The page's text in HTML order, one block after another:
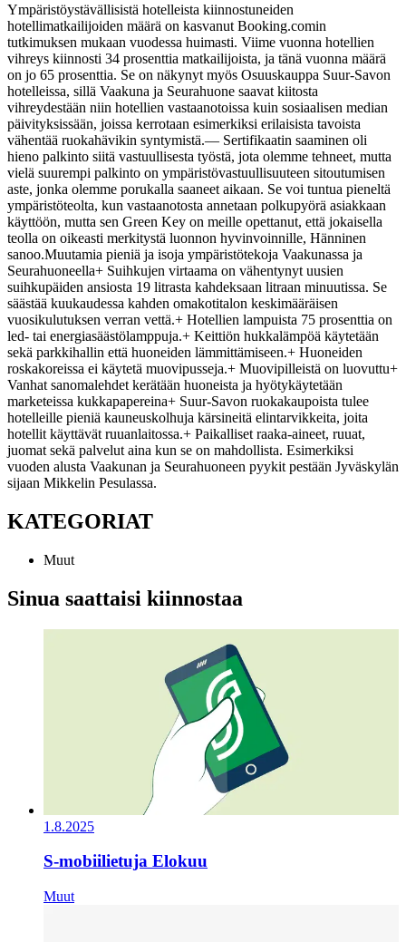
Ympäristöystävällisistä hotelleista kiinnostuneiden
hotellimatkailijoiden määrä on kasvanut Booking.comin
tutkimuksen mukaan vuodessa huimasti. Viime vuonna hotellien
vihreys kiinnosti 34 prosenttia matkailijoista, ja tänä vuonna määrä
on jo 65 prosenttia. Se on näkynyt myös Osuuskauppa Suur-Savon
hotelleissa, sillä Vaakuna ja Seurahuone saavat kiitosta
vihreydestään niin hotellien vastaanotoissa kuin sosiaalisen median
päivityksissään, joissa kerrotaan esimerkiksi erilaisista tavoista
vähentää ruokahävikin syntymistä.— Sertifikaatin saaminen oli
hieno palkinto siitä vastuullisesta työstä, jota olemme tehneet, mutta
vielä suurempi palkinto on ympäristövastuullisuuteen sitoutumisen
aste, jonka olemme porukalla saaneet aikaan. Se voi tuntua pieneltä
ympäristöteolta, kun vastaanotosta annetaan polkupyörä asiakkaan
käyttöön, mutta sen Green Key on meille opettanut, että jokaisella
teolla on oikeasti merkitystä luonnon hyvinvoinnille, Hänninen
sanoo.Muutamia pieniä ja isoja ympäristötekoja Vaakunassa ja
Seurahuoneella+ Suihkujen virtaama on vähentynyt uusien
suihkupäiden ansiosta 19 litrasta kahdeksaan litraan minuutissa. Se
säästää kuukaudessa kahden omakotitalon keskimääräisen
vuosikulutuksen verran vettä.+ Hotellien lampuista 75 prosenttia on
led- tai energiasäästölamppuja.+ Keittiön hukkalämpöä käytetään
sekä parkkihallin että huoneiden lämmittämiseen.+ Huoneiden
roskakoreissa ei käytetä muovipusseja.+ Muovipilleistä on luovuttu+
Vanhat sanomalehdet kerätään huoneista ja hyötykäytetään
marketeissa kukkapapereina+ Suur-Savon ruokakaupoista tulee
hotelleille pieniä kauneuskolhuja kärsineitä elintarvikkeita, joita
hotellit käyttävät ruuanlaitossa.+ Paikalliset raaka-aineet, ruuat,
juomat sekä palvelut aina kun se on mahdollista. Esimerkiksi
vuoden alusta Vaakunan ja Seurahuoneen pyykit pestään Jyväskylän
sijaan Mikkelin Pesulassa.
KATEGORIAT
Muut
Sinua saattaisi kiinnostaa
1.8.2025
S-mobiilietuja Elokuu
Muut